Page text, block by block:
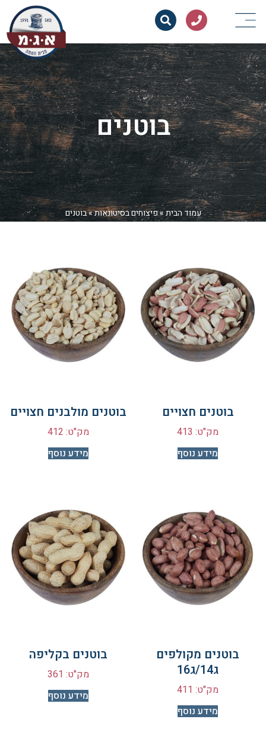
בוטנים
עמוד הבית»פיצוחים בסיטונאות»בוטנים
בוטנים חצויים
מק"ט: 413
מידע נוסף
בוטנים מולבנים חצויים
מק"ט: 412
מידע נוסף
בוטנים מקולפים
ג14/ג16
מק"ט: 411
מידע נוסף
בוטנים בקליפה
מק"ט: 361
מידע נוסף